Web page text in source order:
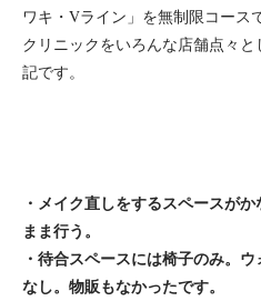
ワキ・Vライン」を無制限コース
クリニックをいろんな店舗点々
記です。
・メイク直しをするスペースが
まま行う。
・待合スペースには椅子のみ。
なし。物販もなかったです。